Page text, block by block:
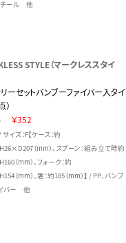
チール 他
STYLE（マークレススタイ
リーセットバンブーファイバー入タイ
）
￥352
イズ：F【ケース：約
（mm）、スプーン：組み立て時約
（mm）、フォーク：約
（mm）、箸：約185（mm）】 / PP、バンブ
バー 他